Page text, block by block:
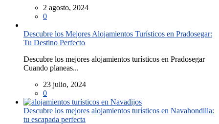
2 agosto, 2024
0
Descubre los Mejores Alojamientos Turísticos en Pradosegar:
Tu Destino Perfecto
Descubre los mejores alojamientos turísticos en Pradosegar
Cuando planeas...
23 julio, 2024
0
Descubre los mejores alojamientos turísticos en Navahondilla:
tu escapada perfecta